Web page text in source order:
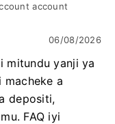
account
06/08/2026
mitundu yanji ya
a
depositi,
FAQ iyi